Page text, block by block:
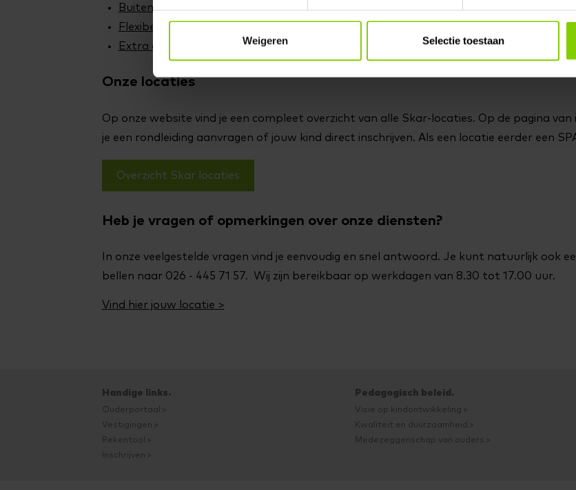
Weigeren Selectie toestaan
Buitenschoolse opvang(4 – 13 jaar, voor en na schooltijd)
Flexibele opvang
Extra opvang
(0 – 13 jaar)
Onze locaties
Op onze website vind je een compleet overzicht van alle Skar-locaties. Op de pagina
je een rondleiding aanvragen of jouw kind direct inschrijven. Als een locatie eerder een
Overzicht Skar locaties
Heb je vragen of opmerkingen over onze diensten?
In onze veelgestelde vragen vind je eenvoudig en snel antwoord. Je kunt natuurlijk ook
bellen naar 026 - 445 71 57. Wij zijn bereikbaar op werkdagen van 8.30 tot 17.00 uur.
Vind hier jouw locatie >
Handige links.
Ouderportaal
Vestigingen
Rekentool
Inschrijven
Pedagogisch beleid.
Visie op kindontwikkeling
Kwaliteit en duurzaamheid
Medezeggenschap van ouders